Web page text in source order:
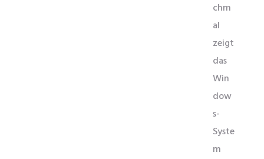
chm
al
zeigt
das
Win
dow
s-
Syste
m